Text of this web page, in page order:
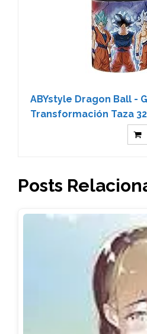
ABYstyle Dragon Ball -
Transformación Taza
Posts